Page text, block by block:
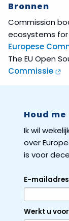
Bronnen
Commission
ecosystems
Europese
The EU Open
Commissie
Houd
Ik wil
over
is voor
E-mailadres
Werkt u